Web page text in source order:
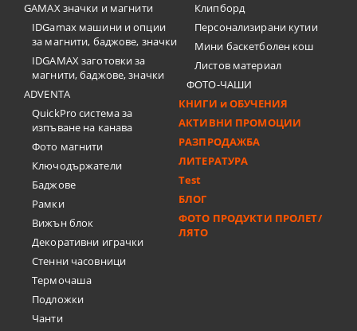
GAMAX значки и магнити
IDGamax машини и опции
за магнити, баджове, значки
IDGAMAX заготовки за
магнити, баджове, значки
ADVENTA
QuickPro система за
изпъване на канава
Фото магнити
Ключодържатели
Баджове
Рамки
Вижън блок
Декоративни играчки
Стенни часовници
Термочашa
Подложки
Чанти
Клипборд
Персонализирани кутии
Мини баскетболен кош
Листов материал
ФОТО-ЧАШИ
КНИГИ и ОБУЧЕНИЯ
АКТИВНИ ПРОМОЦИИ
РАЗПРОДАЖБА
ЛИТЕРАТУРА
Test
БЛОГ
ФОТО ПРОДУКТИ ПРОЛЕТ/
ЛЯТО